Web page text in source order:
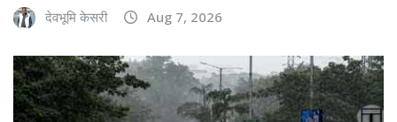
देवभूमि केसरी Aug 7, 2026